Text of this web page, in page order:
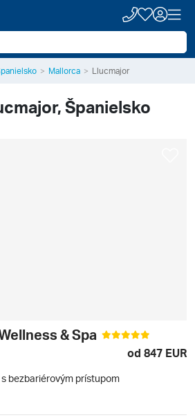
Mallorca Llucmajor
Španielsko
& Spa
od 847 EUR
bezbariérovým prístupom